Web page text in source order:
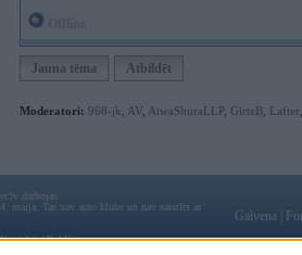
Jauna tēma Atbildēt
Moderatori: 968-jk AV AiwaShuraLLP, GirtzB Lafter
darbojas
maija. Tas nav auto klubs un nav saistīts ar
Kontakti|Reklāma
Galvena